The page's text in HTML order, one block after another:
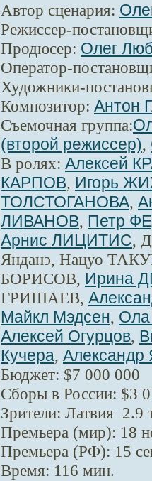
Автор сценария:
Режиссер-
Продюсер: Олег
Оператор-
Художники-
Композитор: Антон
Съемочная группа:
(второй режиссер),
В ролях: Алексей
КАРПОВ, Игорь
ТОЛСТОГАНОВА,
ЛИВАНОВ, Петр
Арнис ЛИЦИТИС,
Янданэ, Нацуо
БОРИСОВ, Ирина
ГРИШАЕВ,
Майкл Мэдсен, Ола
Алексей Огурцов,
Кучера, Александр
Бюджет: $7 000 000
Сборы в России: $3
Зрители: Латвия 2.9
Премьера (мир): 18
Премьера (РФ): 15
Время: 116 мин.